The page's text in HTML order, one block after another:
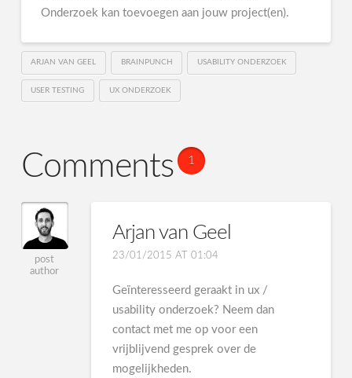
Onderzoek kan toevoegen aan jouw project(en).
ARJAN VAN GEEL BRAINPUNCH USABILITY ONDERZOEK
USER TESTING UX ONDERZOEK
Comments 1
post
author
Arjan van Geel
23/01/2015 AT 01:04
Geïnteresseerd geraakt in ux /
usability onderzoek? Neem dan
contact met me op voor een
vrijblijvend gesprek over de
mogelijkheden.